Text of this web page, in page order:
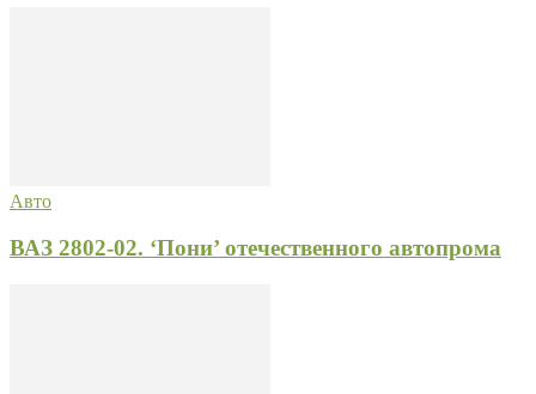
Авто
ВАЗ 2802-02. ‘Пони’ отечественного автопрома